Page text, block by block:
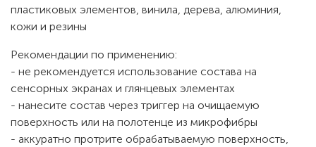
пластиковых элементов, винила, дерева, алюминия,
кожи и резины
Рекомендации по применению:
- не рекомендуется использование состава на
сенсорных экранах и глянцевых элементах
- нанесите состав через триггер на очищаемую
поверхность или на полотенце из микрофибры
- аккуратно протрите обрабатываемую поверхность,